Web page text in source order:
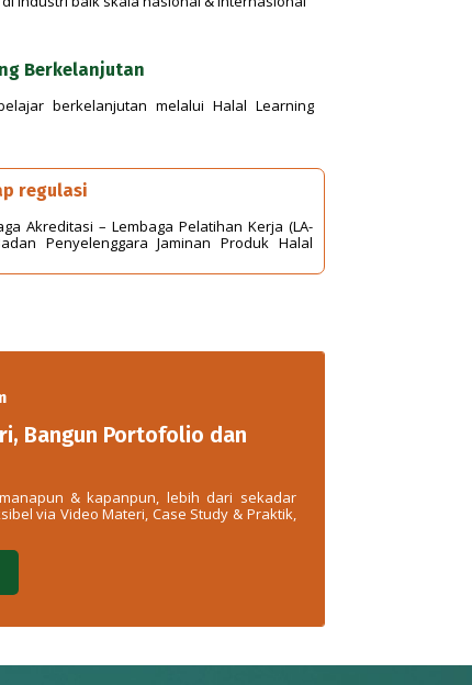
Berkelanjutan
berkelanjutan melalui Halal Learning
regulasi
Akreditasi – Lembaga Pelatihan Kerja (LA-
Penyelenggara Jaminan Produk Halal
Bangun Portofolio dan
& kapanpun, lebih dari sekadar
via Video Materi, Case Study & Praktik,